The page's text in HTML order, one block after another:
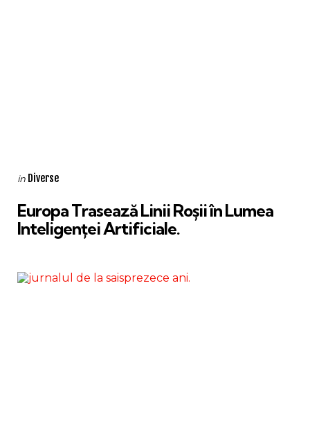
Categories
Posted
in Diverse
Europa Trasează Linii Roșii în Lumea
Inteligenței Artificiale.